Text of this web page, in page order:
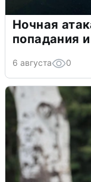
Ночная
попадания
6 августа 0